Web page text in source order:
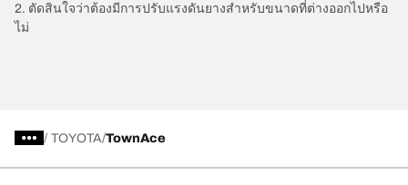
2. ตัดสินใจว่าต้องมีการปรับแรงดันยางสำหรับขนาดที่ต่างออกไปหรือ
ไม่
/ TOYOTA TownAce